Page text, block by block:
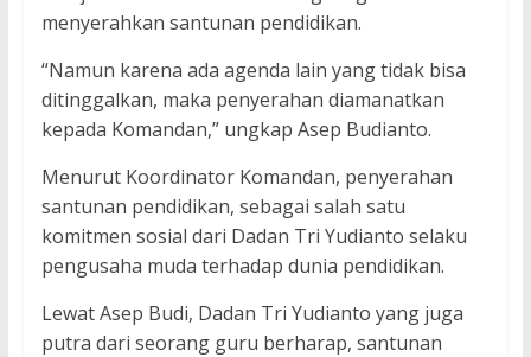
menyerahkan santunan pendidikan.
“Namun karena ada agenda lain yang tidak bisa
ditinggalkan, maka penyerahan diamanatkan
kepada Komandan,” ungkap Asep Budianto.
Menurut Koordinator Komandan, penyerahan
santunan pendidikan, sebagai salah satu
komitmen sosial dari Dadan Tri Yudianto selaku
pengusaha muda terhadap dunia pendidikan.
Lewat Asep Budi, Dadan Tri Yudianto yang juga
putra dari seorang guru berharap, santunan